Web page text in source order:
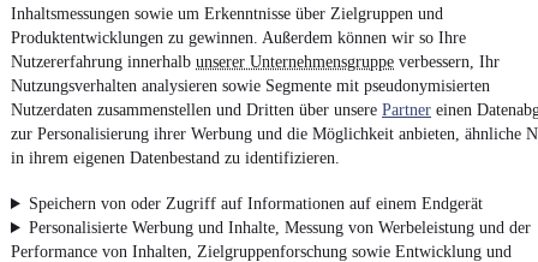
Inhaltsmessungen sowie um Erkenntnisse über Zielgruppen und
Produktentwicklungen zu gewinnen. Außerdem können wir so Ihre
Nutzererfahrung innerhalb unserer Unternehmensgruppe verbessern, Ihr
Nutzungsverhalten analysieren sowie Segmente mit pseudonymisierten
Nutzerdaten zusammenstellen und Dritten über unsere Partner einen
zur Personalisierung ihrer Werbung und die Möglichkeit anbieten, ähnliche
in ihrem eigenen Datenbestand zu identifizieren.
Speichern von oder Zugriff auf Informationen auf einem Endgerät
Personalisierte Werbung und Inhalte, Messung von Werbeleistung und der
Performance von Inhalten, Zielgruppenforschung sowie Entwicklung und
Powered by
Ob Neuwagen , Gebrauchtwagen oder Leasing-Angebote : Alle
Fahrzeuge gibt es bei mobile.de